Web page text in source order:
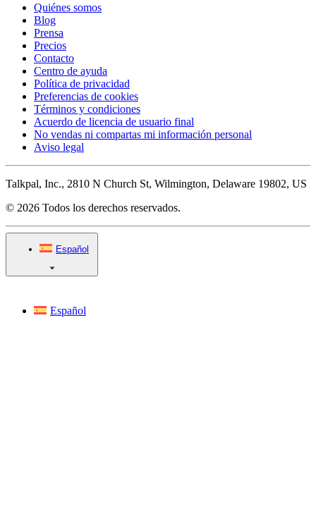
Quiénes somos
Blog
Prensa
Precios
Contacto
Centro de ayuda
Política de privacidad
Preferencias de cookies
Términos y condiciones
Acuerdo de licencia de usuario final
No vendas ni compartas mi información personal
Aviso legal
Talkpal, Inc., 2810 N Church St, Wilmington, Delaware 19802, US
© 2026 Todos los derechos reservados.
Español
Español